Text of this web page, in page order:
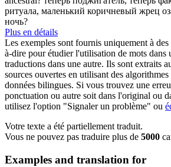
ритуала, маленький коричневый жрец
ночь?
Plus en détails
Les exemples sont fournis uniquement à
à-dire pour étudier l'utilisation de mots dans
traductions dans une autre. Ils sont extraits
sources ouvertes en utilisant des
données bilingues. Si vous trouvez une
ponctuation ou autre soit dans l'original ou
utilisez l'option "Signaler un problème" ou
Votre texte a été partiellement traduit.
Vous ne pouvez pas traduire plus de 5000
Examples and translation for